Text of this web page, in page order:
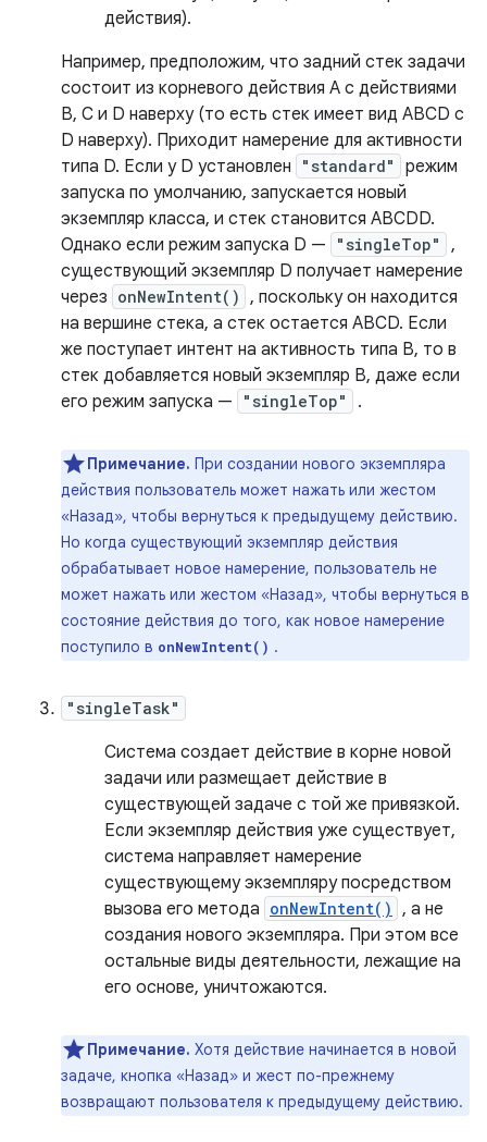
действия).
Например, предположим, что задний стек задачи
состоит из корневого действия A с действиями
B, C и D наверху (то есть стек имеет вид ABCD с
D наверху). Приходит намерение для активности
типа D. Если у D установлен
"standard"
режим
запуска по умолчанию, запускается новый
экземпляр класса, и стек становится ABCDD.
Однако если режим запуска D —
"singleTop"
,
существующий экземпляр D получает намерение
через onNewIntent() , поскольку он находится
на вершине стека, а стек остается ABCD. Если
же поступает интент на активность типа B, то в
стек добавляется новый экземпляр B, даже если
его режим запуска —
"singleTop" .
Примечание. При создании нового экземпляра
действия пользователь может нажать или жестом
«Назад», чтобы вернуться к предыдущему действию.
Но когда существующий экземпляр действия
обрабатывает новое намерение, пользователь не
может нажать или жестом «Назад», чтобы вернуться в
состояние действия до того, как новое намерение
поступило в onNewIntent() .
"singleTask"
Система создает действие в корне новой
задачи или размещает действие в
существующей задаче с той же привязкой.
Если экземпляр действия уже существует,
система направляет намерение
существующему экземпляру посредством
вызова его метода onNewIntent() , а не
создания нового экземпляра. При этом все
остальные виды деятельности, лежащие на
его основе, уничтожаются.
Примечание. Хотя действие начинается в новой
задаче, кнопка «Назад» и жест по-прежнему
возвращают пользователя к предыдущему действию.